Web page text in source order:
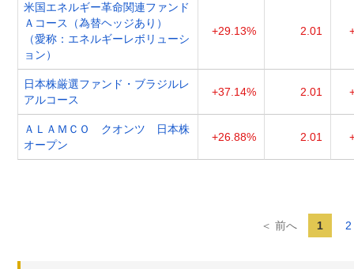
米国エネルギー革命関連ファンド
Ａコース（為替ヘッジあり）
（愛称：エネルギーレボリューシ
ョン）
+29.13% 2.01
日本株厳選ファンド・ブラジルレ
アルコース
+37.14% 2.01
ＡＬＡＭＣＯ クオンツ 日本株
オープン
+26.88% 2.01
＜ 前へ 1 2